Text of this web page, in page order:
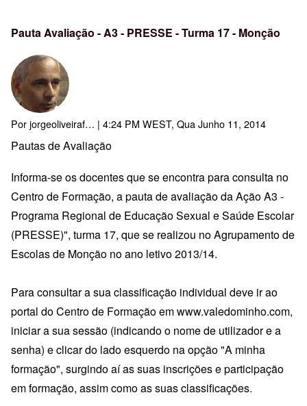
Pauta Avaliação - A3 - PRESSE - Turma 17 - Monção
Porjorgeoliveiraf… | 4:24 PM WEST, Qua Junho 11, 2014
Pautas de Avaliação
Informa-se os docentes que se encontra para consulta no
Centro de Formação, a pauta de avaliação da Ação A3 -
Programa Regional de Educação Sexual e Saúde Escolar
(PRESSE)", turma 17, que se realizou no Agrupamento de
Escolas de Monção no ano letivo 2013/14.
Para consultar a sua classificação individual deve ir ao
portal do Centro de Formação emwww.valedominho.com,
iniciar a sua sessão (indicando o nome de utilizador e a
senha) e clicar do lado esquerdo na opção "A minha
formação", surgindo aí as suas inscrições e participação
em formação, assim como as suas classificações.